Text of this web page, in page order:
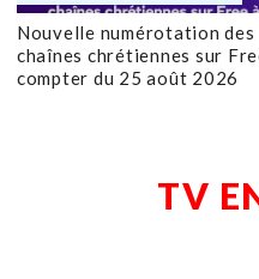
Nouvelle numérotation des
chaînes chrétiennes sur
compter du 25 août 2026
TV